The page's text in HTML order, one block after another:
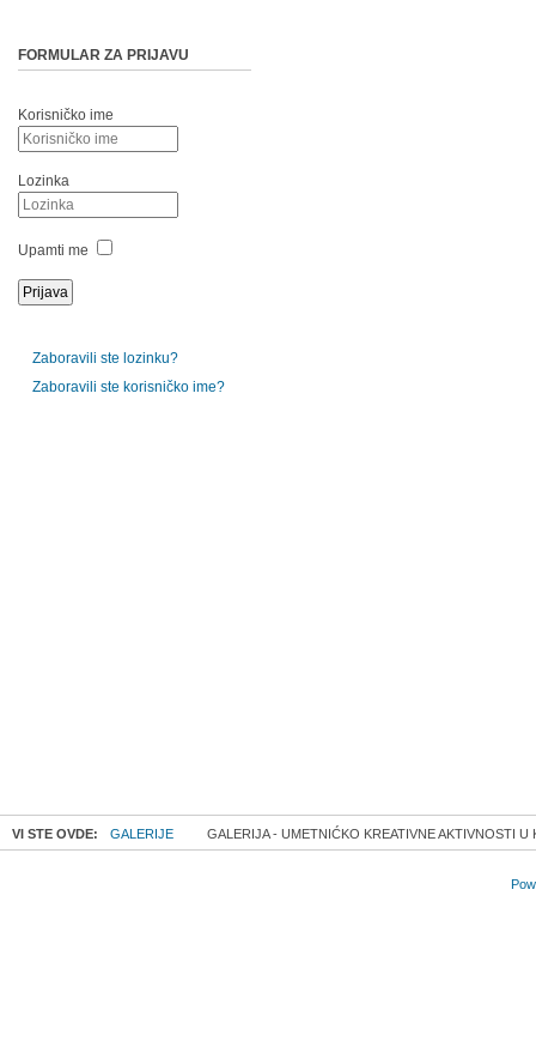
FORMULAR ZA PRIJAVU
Korisničko ime
Lozinka
Upamti me
Zaboravili ste lozinku?
Zaboravili ste korisničko ime?
VI STE OVDE: GALERIJE GALERIJA - UMETNIĆKO KREATIVNE AKTIVNOSTI U